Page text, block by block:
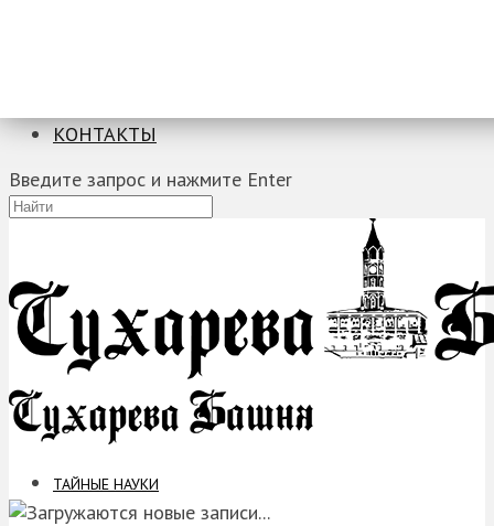
КОНТАКТЫ
Введите запрос и нажмите Enter
ТАЙНЫЕ НАУКИ